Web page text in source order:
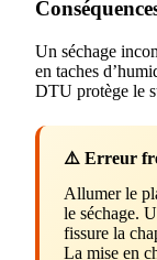
Un séchage
en taches
DTU protège le
⚠️ Erreur
Allumer le
le séchage.
fissure la
La mise en